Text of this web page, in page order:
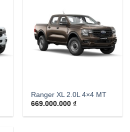
Ranger XL 2.0L 4×4 MT
669.000.000₫